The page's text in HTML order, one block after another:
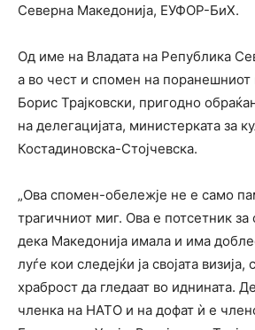
Северна Македонија, ЕУФОР-БиХ.
Од име на Владата на Република
а во чест и спомен на поранешниот
Борис Трајковски, пригодно
на делегацијата, министерката за
Костадиновска-Стојчевска.
„Oва спомен-обележје не е само
трагичниот миг. Ова е потсетник за
дека Македонија имала и има
луѓе кои следејќи ја својата визија,
храброст да гледаат во иднината.
членка на НАТО и на дофат ѝ е